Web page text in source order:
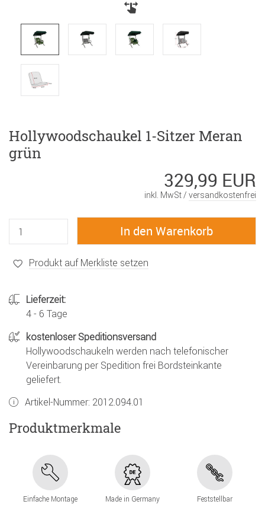
Hollywoodschaukel 1-Sitzer Meran
grün
329,99 EUR
inkl. MwSt / versandkostenfrei
Produkt auf Merkliste setzen
Lieferzeit:
4 - 6 Tage
kostenloser Speditionsversand
Hollywoodschaukeln werden nach telefonischer
Vereinbarung per Spedition frei Bordsteinkante
geliefert.
Artikel-Nummer: 2012.094.01
Produktmerkmale
Einfache Montage Made in Germany Feststellbar